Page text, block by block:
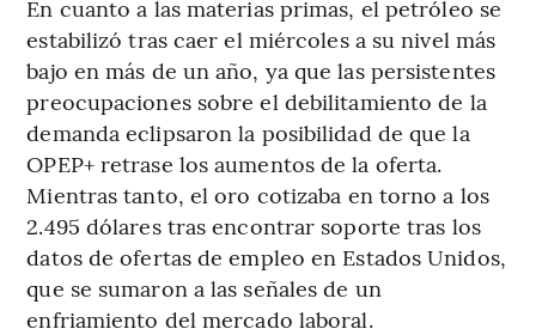
En cuanto a las materias primas, el petróleo se
estabilizó tras caer el miércoles a su nivel más
bajo en más de un año, ya que las persistentes
preocupaciones sobre el debilitamiento de la
demanda eclipsaron la posibilidad de que la
OPEP+ retrase los aumentos de la oferta.
Mientras tanto, el oro cotizaba en torno a los
2.495 dólares tras encontrar soporte tras los
datos de ofertas de empleo en Estados Unidos,
que se sumaron a las señales de un
enfriamiento del mercado laboral.